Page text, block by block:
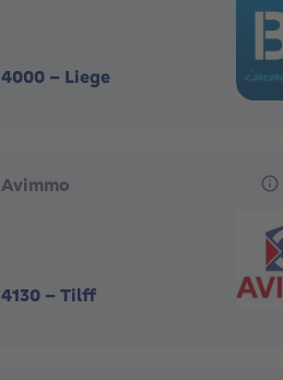
4000 - Liege
Avimmo
4130 - Tilff